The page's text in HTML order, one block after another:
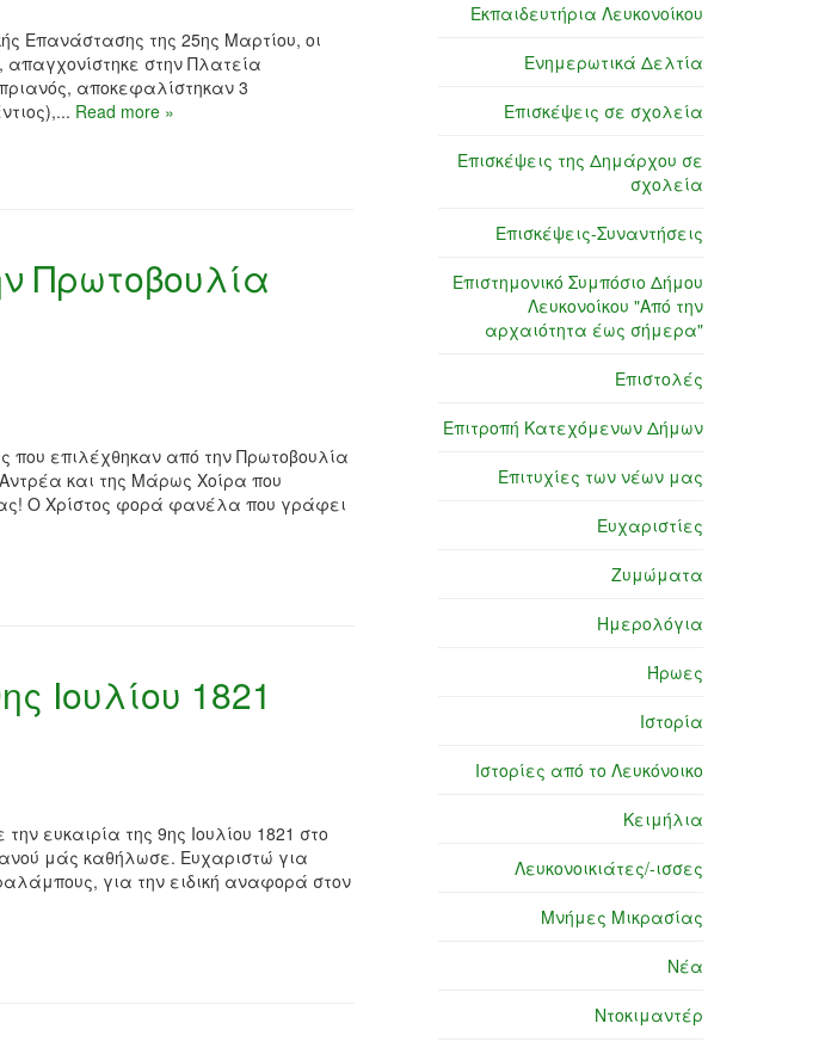
Επανάστασης της 25ης Μαρτίου, οι
στην Πλατεία
αποκεφαλίστηκαν 3
Read more »
Πρωτοβουλία
που επιλέχθηκαν από την Πρωτοβουλία
και της Μάρως Χοίρα που
Ο Χρίστος φορά φανέλα που γράφει
Ιουλίου 1821
ευκαιρία της 9ης Ιουλίου 1821 στο
μάς καθήλωσε. Ευχαριστώ για
για την ειδική αναφορά στον
Εκπαιδευτήρια Λευκονοίκου
Ενημερωτικά Δελτία
Επισκέψεις σε σχολεία
Επισκέψεις της Δημάρχου σε
σχολεία
Επισκέψεις-Συναντήσεις
Επιστημονικό Συμπόσιο Δήμου
Λευκονοίκου "Από την
αρχαιότητα έως σήμερα"
Επιστολές
Επιτροπή Κατεχόμενων Δήμων
Επιτυχίες των νέων μας
Ευχαριστίες
Ζυμώματα
Ημερολόγια
Ήρωες
Ιστορία
Ιστορίες από το Λευκόνοικο
Κειμήλια
Λευκονοικιάτες/-ισσες
Μνήμες Μικρασίας
Νέα
Ντοκιμαντέρ